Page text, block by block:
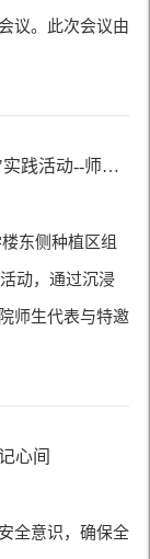
议。此次会议由
慧泉书院成功开展"春耕夏耘·劳动育人"实践活动--师生共绘春耕图景
东侧种植区组
动，通过沉浸
师生代表与特邀
心间
全意识，确保全